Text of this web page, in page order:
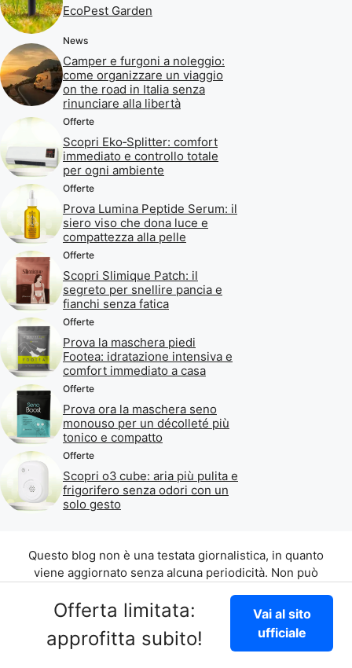
Offerta limitata:
approfitta subito!
Vai al sito
ufficiale
EcoPest Garden
News
Camper e furgoni a noleggio:
come organizzare un viaggio
on the road in Italia senza
rinunciare alla libertà
Offerte
Scopri Eko‑Splitter: comfort
immediato e controllo totale
per ogni ambiente
Offerte
Prova Lumina Peptide Serum: il
siero viso che dona luce e
compattezza alla pelle
Offerte
Scopri Slimique Patch: il
segreto per snellire pancia e
fianchi senza fatica
Offerte
Prova la maschera piedi
Footea: idratazione intensiva e
comfort immediato a casa
Offerte
Prova ora la maschera seno
monouso per un décolleté più
tonico e compatto
Offerte
Scopri o3 cube: aria più pulita e
frigorifero senza odori con un
solo gesto
Questo blog non è una testata giornalistica, in quanto
viene aggiornato senza alcuna periodicità. Non può
della legge n. 62 del 07.03.2001.
©2026 di Aliados Srl C.da Piana Romana snc, 90010
Lascari (PA) P.IVA 07262700821